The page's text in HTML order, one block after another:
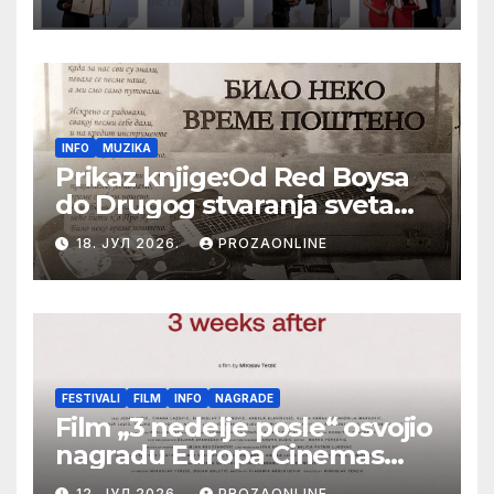
Bajiću svečano zatvoren 33.
Festival evropskog filma Palić
INFO MUZIKA
Prikaz knjige:Od Red Boysa
do Drugog stvaranja sveta
(bilo neko vreme pošteno)
(autor- Zlatomira Sremca,
Botoš 2022. godine,
samizdat)
18. ЈУЛ 2026. PROZAONLINE
FESTIVALI FILM INFO NAGRADE
Film „3 nedelje posle“ osvojio
nagradu Europa Cinemas
Label na Filmskom festivalu